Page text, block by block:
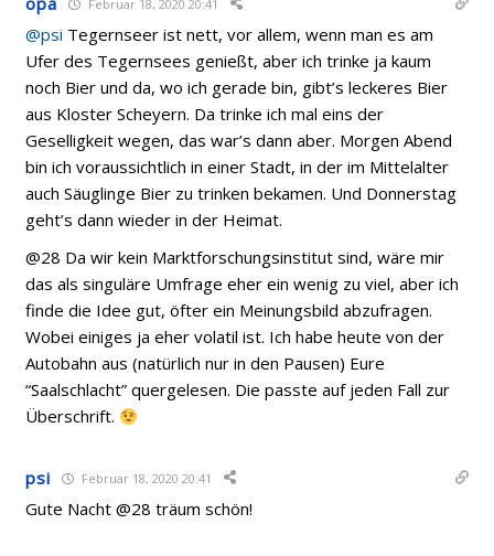
Februar 18, 2020 20:41
@psi Tegernseer ist nett, vor allem, wenn man es am
Ufer des Tegernsees genießt, aber ich trinke ja kaum
noch Bier und da, wo ich gerade bin, gibt’s leckeres Bier
aus Kloster Scheyern. Da trinke ich mal eins der
Geselligkeit wegen, das war’s dann aber. Morgen Abend
bin ich voraussichtlich in einer Stadt, in der im Mittelalter
auch Säuglinge Bier zu trinken bekamen. Und Donnerstag
geht’s dann wieder in der Heimat.
@28 Da wir kein Marktforschungsinstitut sind, wäre mir
das als singuläre Umfrage eher ein wenig zu viel, aber ich
finde die Idee gut, öfter ein Meinungsbild abzufragen.
Wobei einiges ja eher volatil ist. Ich habe heute von der
Autobahn aus (natürlich nur in den Pausen) Eure
“Saalschlacht” quergelesen. Die passte auf jeden Fall zur
Überschrift.
psi Februar 18, 2020 20:41
Gute Nacht @28 träum schön!